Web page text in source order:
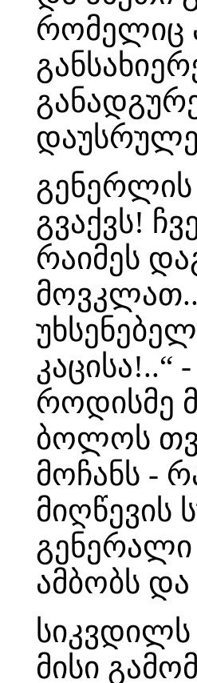
რომელიც
გენერლის
გვაქვს!
რაიმეს
როდისმე
ბოლოს
მოჩანს -
გენერალი
ამბობს
სიკვდილს
მისი